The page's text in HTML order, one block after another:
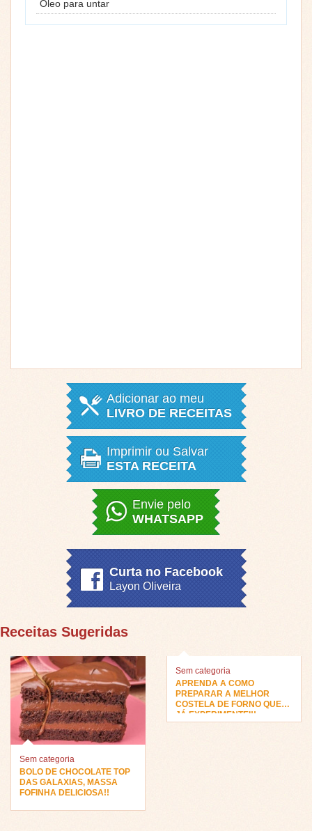
Óleo para untar
Adicionar ao meu
LIVRO DE RECEITAS
Imprimir ou Salvar
ESTA RECEITA
Envie pelo
WHATSAPP
Curta no Facebook
Layon Oliveira
Receitas Sugeridas
Sem categoria
BOLO DE CHOCOLATE TOP
DAS GALAXIAS, MASSA
FOFINHA DELICIOSA!!
Sem categoria
APRENDA A COMO
PREPARAR A MELHOR
COSTELA DE FORNO QUE
JÁ EXPERIMENTEI!!